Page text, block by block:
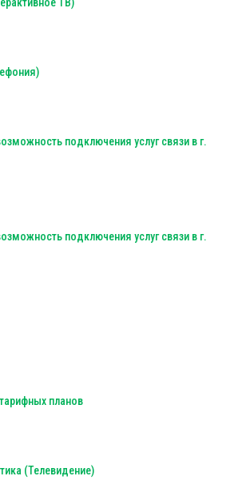
подключения услуг связи в г.
подключения услуг связи в г.
планов
(Телевидение)